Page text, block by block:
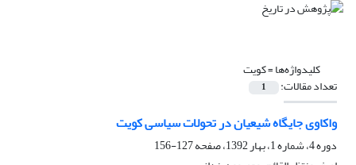
کلیدواژه‌ها =کویت
تعداد مقالات: 1
واکاوی جایگاه شیعیان در تحولات سیاسی کویت
دوره 4، شماره 1، بهار 1392، صفحه
127-156